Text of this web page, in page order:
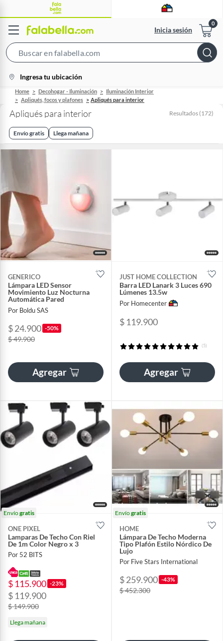
Inicia sesión
Bar
location-
icon
Ingresa tu ubicación
Home Decohogar - Iluminación
Iluminación Interior
Apliqués, focos y plafones
Apliqués para interior
Apliqués para interior Resultados (172)
Envío gratis Llega mañana
GENERICO
Lámpara LED Sensor
Movimiento Luz Nocturna
Automática Pared
Por Boldu SAS
$ 24.900 -50%
$ 49.900
Agregar
JUST HOME COLLECTION
Barra LED Lanark 3 Luces 690
Lúmenes 13.5w
Por Homecenter
$ 119.900
(5)
Agregar
Envíogratis
ONE PIXEL
Lamparas De Techo Con Riel
De 1m Color Negro x 3
Por 52 BITS
$ 115.900 -23%
$ 119.900
$ 149.900
Llega mañana
Envíogratis
HOME
Lámpara De Techo Moderna
Tipo Plafón Estilo Nórdico De
Lujo
Por Five Stars International
$ 259.900 -43%
$ 452.300